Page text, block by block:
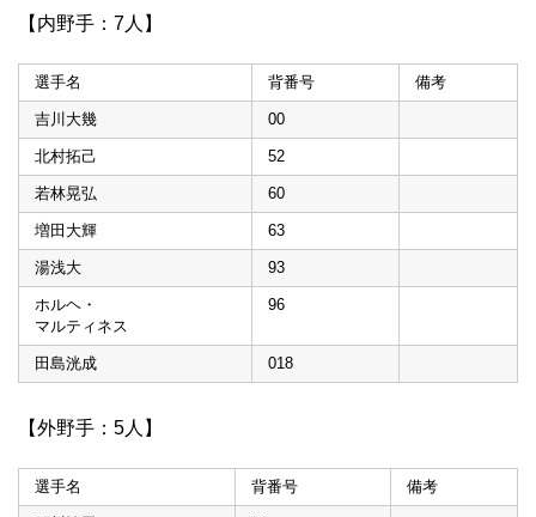
【内野手：7人】
選手名 背番号 備考
吉川大幾 00
北村拓己 52
若林晃弘 60
増田大輝 63
湯浅大 93
ホルヘ・
マルティネス
96
田島洸成 018
【外野手：5人】
選手名 背番号 備考